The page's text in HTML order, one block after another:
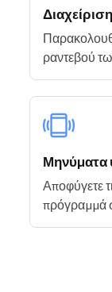
ραντεβού
Μηνύματα
Αποφύγετε
πρόγραμμά